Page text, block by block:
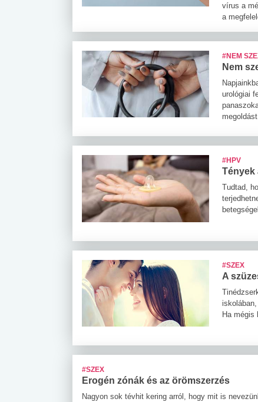
vírus a
a
#NEM
Nem
urológiai
#HPV
Tények
Tudtad,
#SZEX
A
Ha mégis
#SZEX
Erogén zónák és az örömszerzés
Nagyon sok tévhit kering arról, hogy mit is